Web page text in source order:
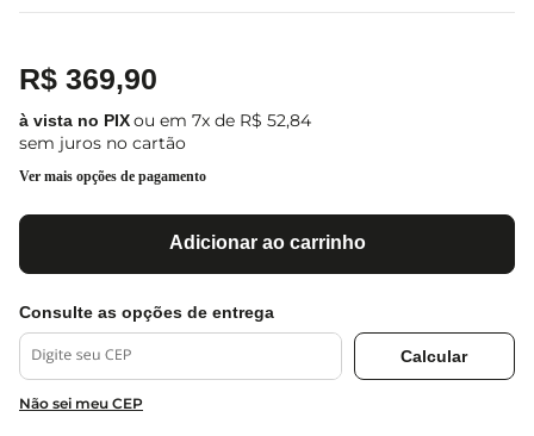
R$ 369,90
ou em 7x de R$ 52,84
sem juros no cartão
Ver mais opções de pagamento
Adicionar ao carrinho
Não sei meu CEP